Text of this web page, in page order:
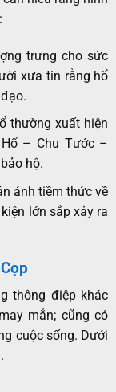
trưng cho sức
xưa tin rằng hổ
thường xuất hiện
– Chu Tước –
hộ.
ánh tiềm thức về
lớn sắp xảy ra
thông điệp khác
mắn; cũng có
cuộc sống. Dưới